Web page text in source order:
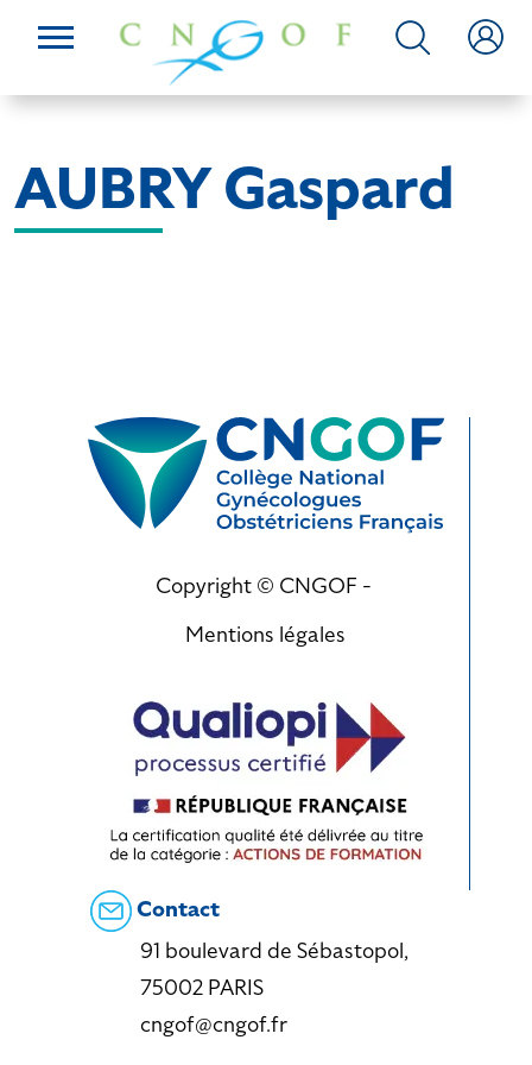
AUBRY Gaspard
Copyright © CNGOF -
Mentions légales
Contact
91 boulevard de Sébastopol,
75002 PARIS
cngof@cngof.fr